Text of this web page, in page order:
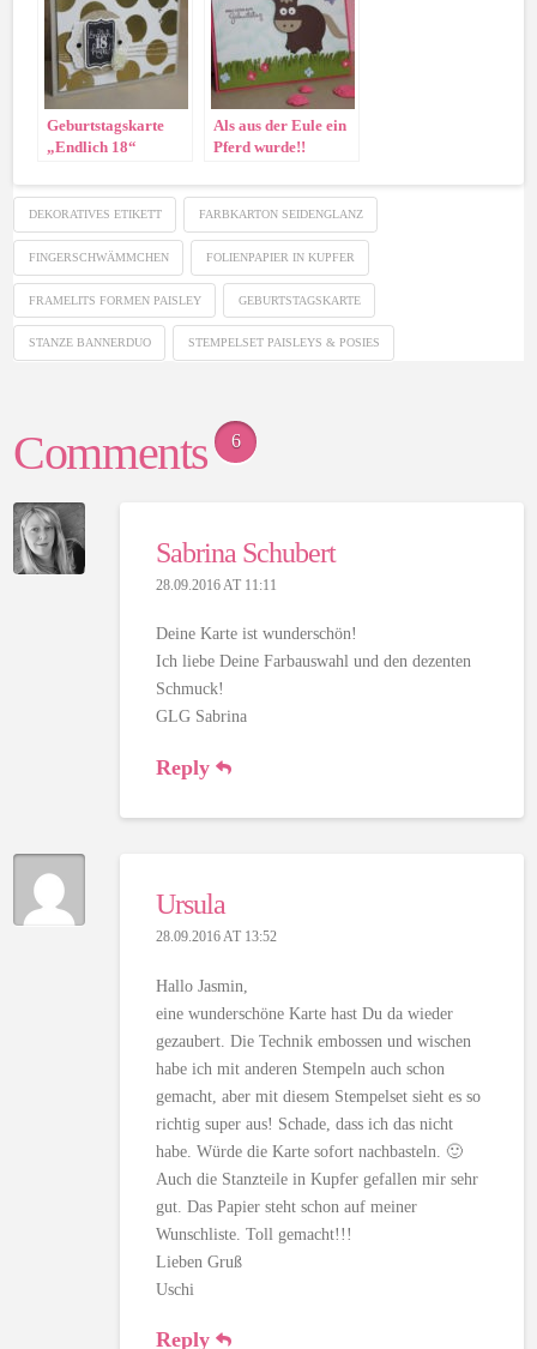
Geburtstagskarte
„Endlich 18“
Als aus der Eule ein
Pferd wurde!!
DEKORATIVES ETIKETT FARBKARTON SEIDENGLANZ
FINGERSCHWÄMMCHEN FOLIENPAPIER IN KUPFER
FRAMELITS FORMEN PAISLEY GEBURTSTAGSKARTE
STANZE BANNERDUO STEMPELSET PAISLEYS & POSIES
Comments 6
Sabrina Schubert
28.09.2016 AT 11:11
Deine Karte ist wunderschön!
Ich liebe Deine Farbauswahl und den dezenten
Schmuck!
GLG Sabrina
Reply
Ursula
28.09.2016 AT 13:52
Hallo Jasmin,
eine wunderschöne Karte hast Du da wieder
gezaubert. Die Technik embossen und wischen
habe ich mit anderen Stempeln auch schon
gemacht, aber mit diesem Stempelset sieht es so
richtig super aus! Schade, dass ich das nicht
habe. Würde die Karte sofort nachbasteln. 🙂
Auch die Stanzteile in Kupfer gefallen mir sehr
gut. Das Papier steht schon auf meiner
Wunschliste. Toll gemacht!!!
Lieben Gruß
Uschi
Reply